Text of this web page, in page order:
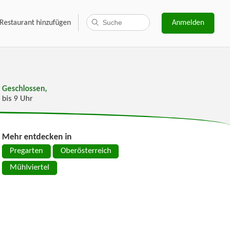
Restaurant hinzufügen Anmelden
Geschlossen,
bis 9 Uhr
Mehr entdecken in
Pregarten Oberösterreich
Mühlviertel